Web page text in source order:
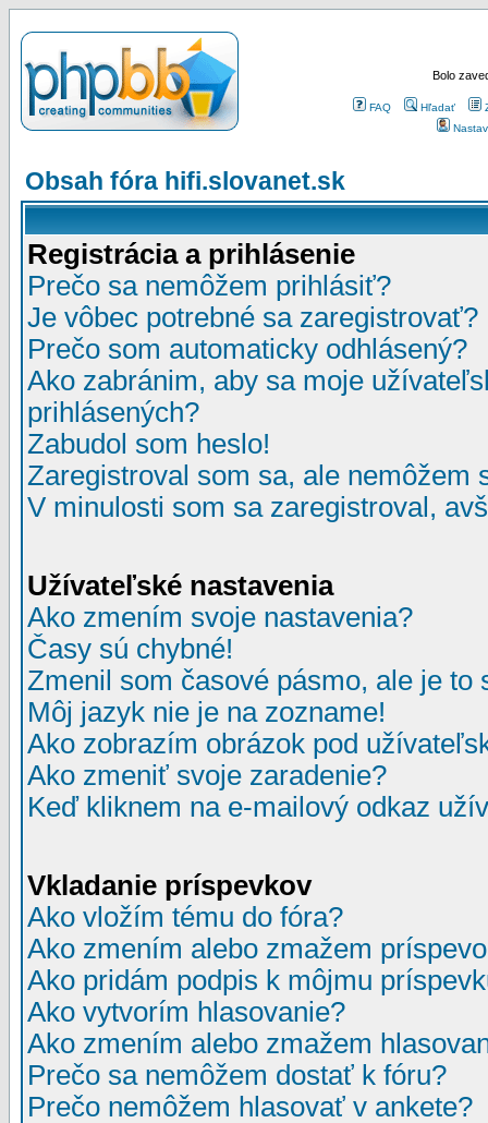
Bolo
FAQ Hľadať
Obsah fóra hifi.slovanet.sk
Registrácia a prihlásenie
Prečo sa nemôžem prihlásiť?
Je vôbec potrebné sa zaregistrovať?
Prečo som automaticky odhlásený?
Ako zabránim, aby sa moje
prihlásených?
Zabudol som heslo!
Zaregistroval som sa, ale nemôžem
V minulosti som sa zaregistroval,
Užívateľské nastavenia
Ako zmením svoje nastavenia?
Časy sú chybné!
Zmenil som časové pásmo, ale je to
Môj jazyk nie je na zozname!
Ako zobrazím obrázok pod
Ako zmeniť svoje zaradenie?
Keď kliknem na e-mailový odkaz
Vkladanie príspevkov
Ako vložím tému do fóra?
Ako zmením alebo zmažem
Ako pridám podpis k môjmu
Ako vytvorím hlasovanie?
Ako zmením alebo zmažem
Prečo sa nemôžem dostať k fóru?
Prečo nemôžem hlasovať v ankete?